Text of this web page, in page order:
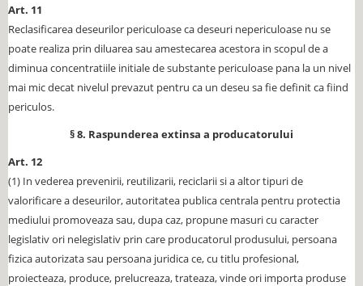
Art. 11
Reclasificarea deseurilor periculoase ca deseuri nepericuloase nu se
poate realiza prin diluarea sau amestecarea acestora in scopul de a
diminua concentratiile initiale de substante periculoase pana la un nivel
mai mic decat nivelul prevazut pentru ca un deseu sa fie definit ca fiind
periculos.
§ 8. Raspunderea extinsa a producatorului
Art. 12
(1) In vederea prevenirii, reutilizarii, reciclarii si a altor tipuri de
valorificare a deseurilor, autoritatea publica centrala pentru protectia
mediului promoveaza sau, dupa caz, propune masuri cu caracter
legislativ ori nelegislativ prin care producatorul produsului, persoana
fizica autorizata sau persoana juridica ce, cu titlu profesional,
proiecteaza, produce, prelucreaza, trateaza, vinde ori importa produse